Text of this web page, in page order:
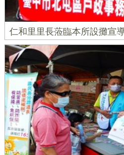
仁和里里長蒞臨本所設攤宣